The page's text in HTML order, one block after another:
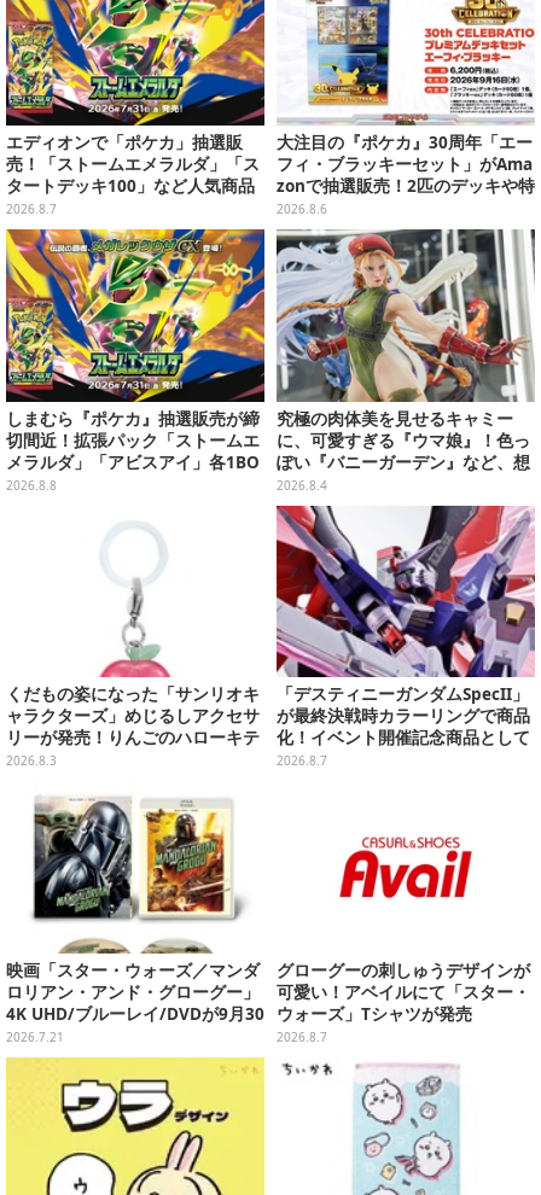
エディオンで「ポケカ」抽選販
売！「ストームエメラルダ」「ス
タートデッキ100」など人気商品
が対象
2026.8.7
大注目の『ポケカ』30周年「エー
フィ・ブラッキーセット」がAma
zonで抽選販売！2匹のデッキや特
別カードを収録
2026.8.6
しまむら『ポケカ』抽選販売が締
切間近！拡張パック「ストームエ
メラルダ」「アビスアイ」各1BO
Xをラインナップ
2026.8.8
究極の肉体美を見せるキャミー
に、可愛すぎる『ウマ娘』！色っ
ぽい『バニーガーデン』など、想
像を超えていく国産ゲームキャラ
フィギュアたち【WF2026夏】
2026.8.4
くだもの姿になった「サンリオキ
ャラクターズ」めじるしアクセサ
リーが発売！りんごのハローキテ
ィや、パイナップルのポムポムプ
2026.8.3
「デスティニーガンダムSpecII」
が最終決戦時カラーリングで商品
化！イベント開催記念商品として
METAL ROBOT魂に新登場
2026.8.7
映画「スター・ウォーズ／マンダ
ロリアン・アンド・グローグー」
4K UHD/ブルーレイ/DVDが9月30
日発売！さらに数量限定でスチー
ルブックセットも
2026.7.21
グローグーの刺しゅうデザインが
可愛い！アベイルにて「スター・
ウォーズ」Tシャツが発売
2026.8.7